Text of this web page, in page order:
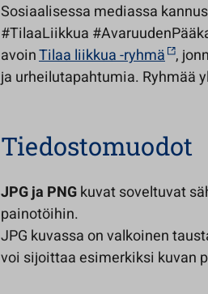
Sosiaalisessa mediassa
#TilaaLiikkua
avoinTilaa liikkua -ryhmä ,
ja urheilutapahtumia. Ryhmää
Tiedostomuodot
JPG ja PNGkuvat soveltuvat
painotöihin.
JPG kuvassa on valkoinen
voi sijoittaa esimerkiksi kuvan